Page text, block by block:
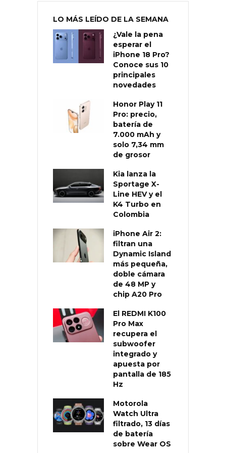
LO MÁS LEÍDO DE LA SEMANA
¿Vale la pena
esperar el
iPhone 18 Pro?
Conoce sus 10
principales
novedades
Honor Play 11
Pro: precio,
batería de
7.000 mAh y
solo 7,34 mm
de grosor
Kia lanza la
Sportage X-
Line HEV y el
K4 Turbo en
Colombia
iPhone Air 2:
filtran una
Dynamic Island
más pequeña,
doble cámara
de 48 MP y
chip A20 Pro
El REDMI K100
Pro Max
recupera el
subwoofer
integrado y
apuesta por
pantalla de 185
Hz
Motorola
Watch Ultra
filtrado, 13 días
de batería
sobre Wear OS